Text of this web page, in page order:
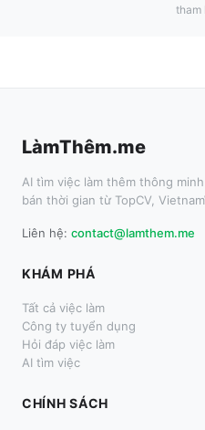
tham
LàmThêm.me
AI tìm việc làm thêm thông
bán thời gian từ TopCV,
Liên hệ: contact@lamthem.me
KHÁM PHÁ
Tất cả việc làm
Công ty tuyển dụng
Hỏi đáp việc làm
AI tìm việc
CHÍNH SÁCH